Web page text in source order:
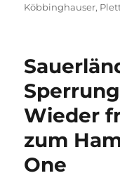
Köbbinghauser,
Wieder
zum
One